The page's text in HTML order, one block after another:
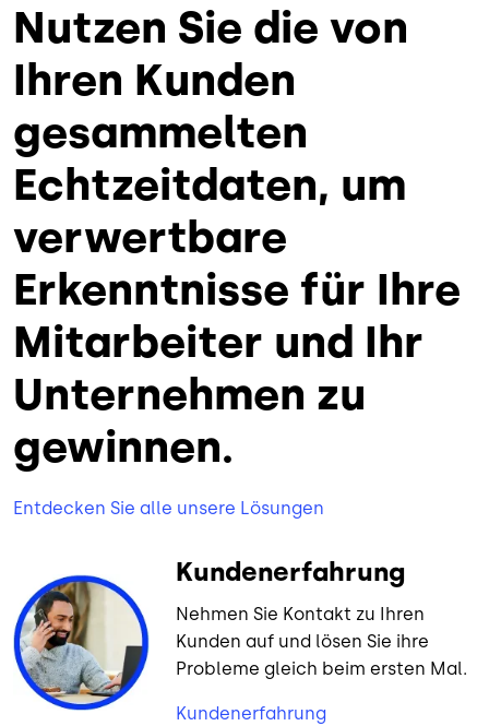
Nutzen Sie die von
Ihren Kunden
gesammelten
Echtzeitdaten, um
verwertbare
Erkenntnisse für Ihre
Mitarbeiter und Ihr
Unternehmen zu
gewinnen.
Entdecken Sie alle unsere Lösungen
Kundenerfahrung
Nehmen Sie Kontakt zu Ihren
Kunden auf und lösen Sie ihre
Probleme gleich beim ersten Mal.
Kundenerfahrung